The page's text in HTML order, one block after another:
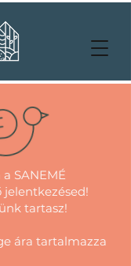
SANEMÉ
tartasz!
ára tartalmazza